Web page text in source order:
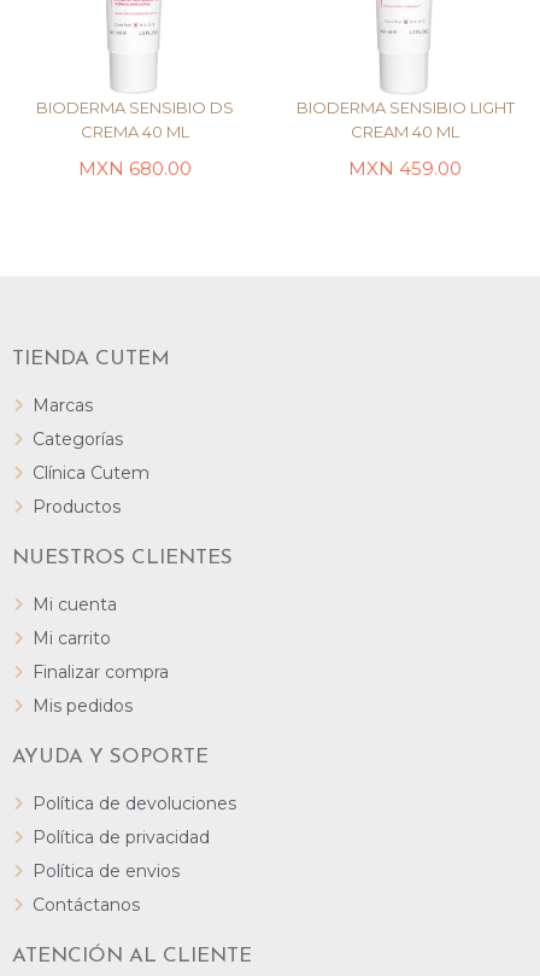
BIODERMA SENSIBIO LIGHT
CREAM 40 ML
459.00
BIODERMA SENSIBIO DS
CREMA 40 ML
680.00
TIENDA CUTEM
Marcas
Categorías
Clínica Cutem
Productos
NUESTROS CLIENTES
Mi cuenta
Mi carrito
Finalizar compra
Mis pedidos
AYUDA Y SOPORTE
Política de devoluciones
Política de privacidad
Política de envios
Contáctanos
ATENCIÓN AL CLIENTE